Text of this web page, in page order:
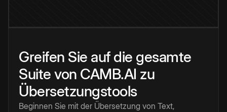
Greifen Sie auf die gesamte
Suite von CAMB.AI zu
Übersetzungstools
Beginnen Sie mit der Übersetzung von Text,